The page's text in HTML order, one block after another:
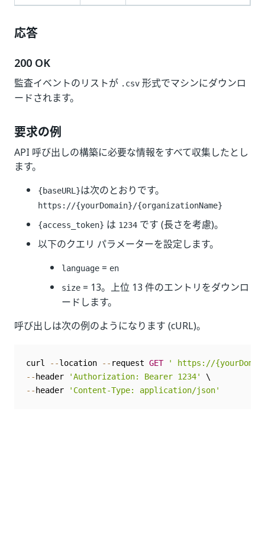
応答
200 OK
監査イベントのリストが .csv 形式でマシンにダウンロ
ードされます。
要求の例
API 呼び出しの構築に必要な情報をすべて収集したとし
ます。
{baseURL}は次のとおりです。
https://{yourDomain}/{organizationName}
{access_token} は 1234 です (長さを考慮)。
以下のクエリ パラメーターを設定します。
language = en
size = 13。上位 13 件のエントリをダウンロ
ードします。
呼び出しは次の例のようになります (cURL)。
curl --location -- request GET
' https://
-- header 'Authorization: Bearer 1234'
-- header 'Content-Type: application/json'